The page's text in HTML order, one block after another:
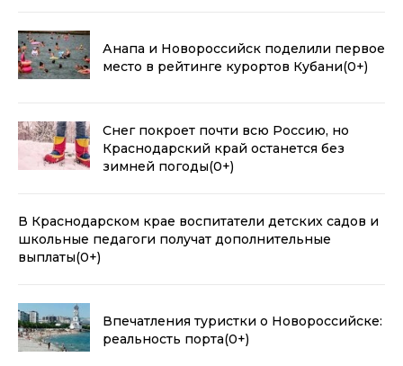
Анапа и Новороссийск поделили первое
место в рейтинге курортов Кубани(0+)
Снег покроет почти всю Россию, но
Краснодарский край останется без
зимней погоды(0+)
В Краснодарском крае воспитатели детских садов и
школьные педагоги получат дополнительные
выплаты(0+)
Впечатления туристки о Новороссийске:
реальность порта(0+)